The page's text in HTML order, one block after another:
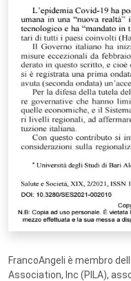
FrancoAngeli è membro
Association, Inc (PILA),